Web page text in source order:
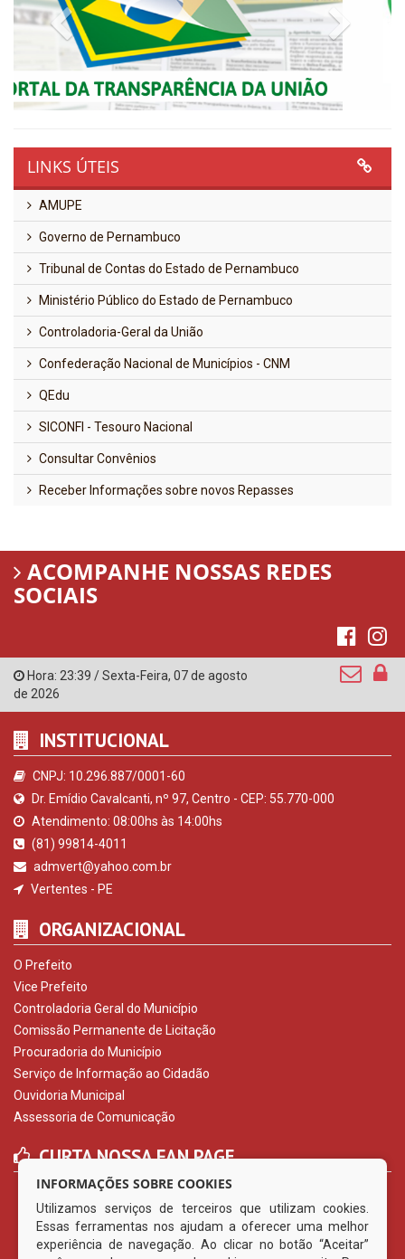
Previous Next
LINKS ÚTEIS
AMUPE
Governo de Pernambuco
Tribunal de Contas do Estado de Pernambuco
Ministério Público do Estado de Pernambuco
Controladoria-Geral da União
Confederação Nacional de Municípios - CNM
QEdu
SICONFI - Tesouro Nacional
Consultar Convênios
Receber Informações sobre novos Repasses
ACOMPANHE NOSSAS REDES
SOCIAIS
Hora: 23:39 /Sexta-Feira, 07 de agosto
de 2026
INSTITUCIONAL
CNPJ: 10.296.887/0001-60
Dr. Emídio Cavalcanti, nº 97, Centro - CEP: 55.770-000
Atendimento: 08:00hs às 14:00hs
(81) 99814-4011
admvert@yahoo.com.br
Vertentes - PE
ORGANIZACIONAL
O Prefeito
Vice Prefeito
Controladoria Geral do Município
Comissão Permanente de Licitação
Procuradoria do Município
Serviço de Informação ao Cidadão
Ouvidoria Municipal
Assessoria de Comunicação
CURTA NOSSA FAN PAGE
INFORMAÇÕES SOBRE COOKIES
Utilizamos serviços de terceiros que utilizam cookies.
Essas ferramentas nos ajudam a oferecer uma melhor
experiência de navegação. Ao clicar no botão “Aceitar”